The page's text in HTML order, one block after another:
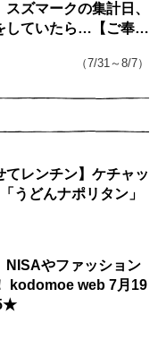
ズマークの集計日、
していたら…【ご奉仕
（7/31～8/7）
てレンチン】ケチャッ
うどんナポリタン」
NISAやファッション
kodomoe web 7月19